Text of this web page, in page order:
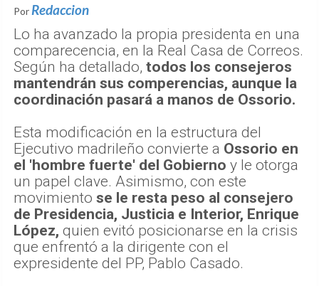
Por Redaccion
Lo ha avanzado la propia presidenta en una
comparecencia, en la Real Casa de Correos.
Según ha detallado, todos los consejeros
mantendrán sus comperencias, aunque la
coordinación pasará a manos de Ossorio.
Esta modificación en la estructura del
Ejecutivo madrileño convierte a Ossorio en
el 'hombre fuerte' del Gobierno y le otorga
un papel clave. Asimismo, con este
movimiento se le resta peso al consejero
de Presidencia, Justicia e Interior, Enrique
López, quien evitó posicionarse en la crisis
que enfrentó a la dirigente con el
expresidente del PP, Pablo Casado.